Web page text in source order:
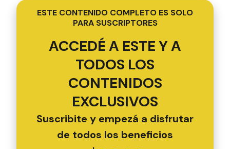
ESTE CONTENIDO COMPLETO ES SOLO
PARA SUSCRIPTORES
ACCEDÉ A ESTE Y A
TODOS LOS
CONTENIDOS
EXCLUSIVOS
Suscribite y empezá a disfrutar
de todos los beneficios